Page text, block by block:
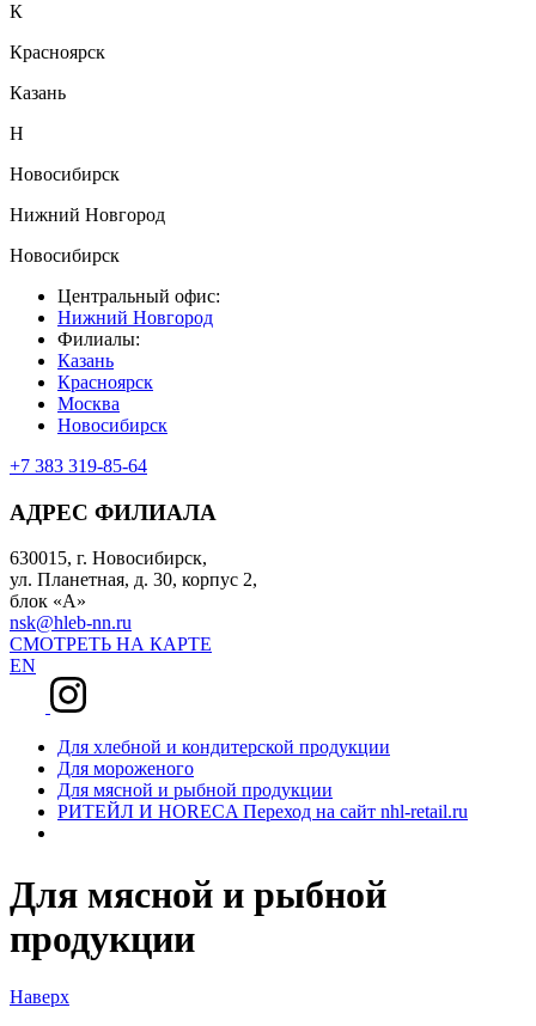
К
Красноярск
Казань
Н
Новосибирск
Нижний Новгород
Новосибирск
Центральный офис:
Нижний Новгород
Филиалы:
Казань
Красноярск
Москва
Новосибирск
+7 383 319-85-64
АДРЕС ФИЛИАЛА
630015, г. Новосибирск,
ул. Планетная, д. 30, корпус 2,
блок «А»
nsk@hleb-nn.ru
СМОТРЕТЬ НА КАРТЕ
EN
Для хлебной и кондитерской продукции
Для мороженого
Для мясной и рыбной продукции
РИТЕЙЛ И HORECAПереход на сайт nhl-retail.ru
Для мясной и рыбной
продукции
Наверх